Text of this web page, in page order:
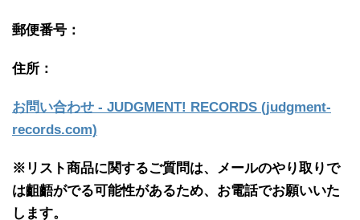
郵便番号：
住所：
お問い合わせ - JUDGMENT! RECORDS (judgment-
records.com)
※リスト商品に関するご質問は、メールのやり取りで
は齟齬がでる可能性があるため、お電話でお願いいた
します。